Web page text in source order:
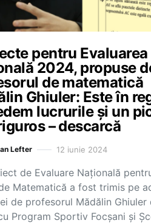
pentru Evaluarea
2024, propuse
de matematică
Ghiuler: Este în
lucrurile și un
– descarcă
Lefter 12 iunie 2024
de Evaluare Națională
Matematică a fost trimis pe
de profesorul Mădălin Ghiuler
Program Sportiv Focșani și